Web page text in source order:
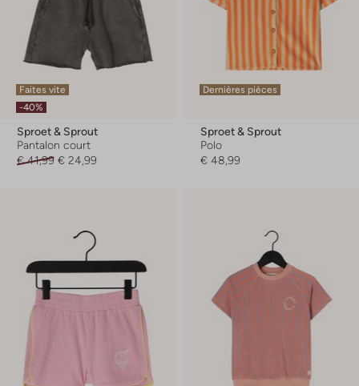
Faites vite
-40%
Sproet & Sprout
Pantalon court
€ 41,99 € 24,99
Dernières pièces
Sproet & Sprout
Polo
€ 48,99